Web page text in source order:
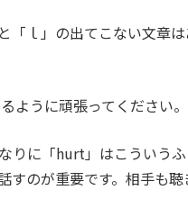
「ｌ」の出てこない文章
ように頑張ってください。
りに「hurt」はこういう
のが重要です。相手も